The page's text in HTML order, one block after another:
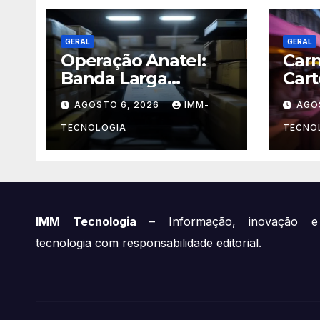
GERAL
Operação Anatel:
Banda Larga
Clandestina no
Sudeste Sofre
Grande Golpe com
Apreensão de R$ 24
Equipamentos
AGOSTO 6, 2026 IMM-
TECNOLOGIA
GERAL
IMM Tecnologia – Informação, inovação e
tecnologia com responsabilidade editorial.